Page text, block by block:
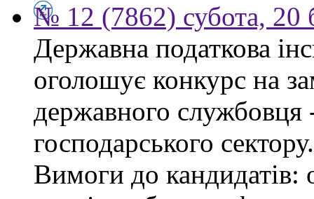
№ 12 (7862) субота, 20
Державна податкова
оголошує конкурс на
державного службовця
господарського сектору.
Вимоги до кандидатів: